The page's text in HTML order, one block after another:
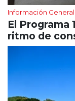
Información General
El Programa
ritmo de